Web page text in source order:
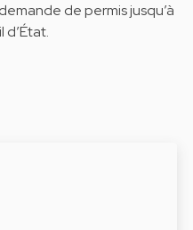
de permis jusqu’à
d’État.